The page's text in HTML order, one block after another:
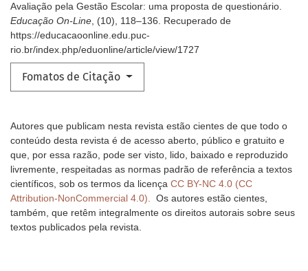
Avaliação pela Gestão Escolar: uma proposta de questionário.
Educação On-Line, (10), 118–136. Recuperado de
https://educacaoonline.edu.puc-
rio.br/index.php/eduonline/article/view/1727
Fomatos de Citação
Autores que publicam nesta revista estão cientes de que todo o
conteúdo desta revista é de acesso aberto, público e gratuito e
que, por essa razão, pode ser visto, lido, baixado e reproduzido
livremente, respeitadas as normas padrão de referência a textos
científicos, sob os termos da licença CC BY-NC 4.0 (CC
Attribution-NonCommercial 4.0). Os autores estão cientes,
também, que retêm integralmente os direitos autorais sobre seus
textos publicados pela revista.